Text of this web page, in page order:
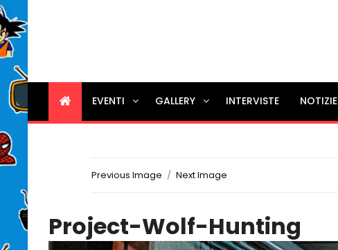
EVENTI GALLERY INTERVISTE NOTIZIE
Previous Image Next Image
Project-Wolf-Hunting